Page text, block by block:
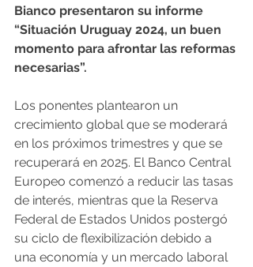
Bianco presentaron su informe
“Situación Uruguay 2024, un buen
momento para afrontar las reformas
necesarias”.
Los ponentes plantearon un
crecimiento global que se moderará
en los próximos trimestres y que se
recuperará en 2025. El Banco Central
Europeo comenzó a reducir las tasas
de interés, mientras que la Reserva
Federal de Estados Unidos postergó
su ciclo de flexibilización debido a
una economía y un mercado laboral